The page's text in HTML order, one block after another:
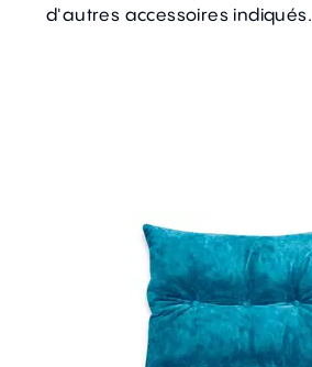
d'autres accessoires indiqués.